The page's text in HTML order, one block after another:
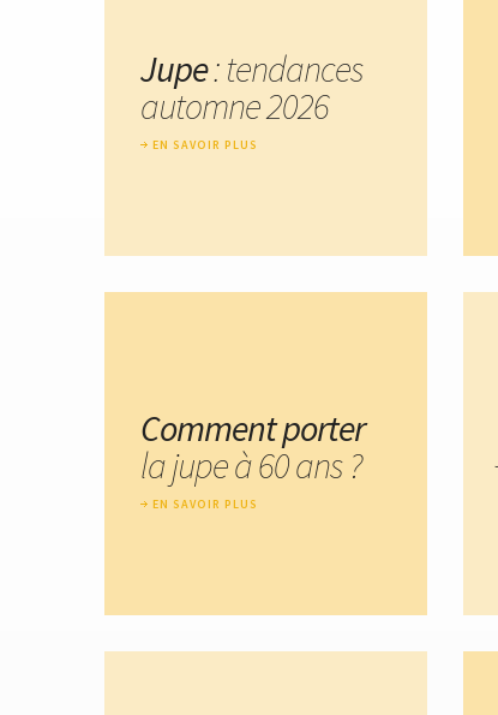
Jupe: tendances
automne 2026
EN SAVOIR PLUS
Comment porter
la jupe à 60 ans ?
EN SAVOIR PLUS